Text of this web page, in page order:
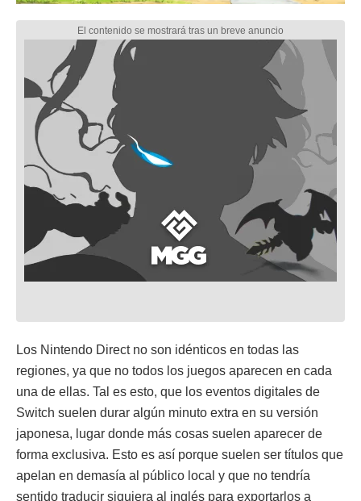
Los Nintendo Direct no son idénticos en todas las
regiones, ya que no todos los juegos aparecen en cada
una de ellas. Tal es esto, que los eventos digitales de
Switch suelen durar algún minuto extra en su versión
japonesa, lugar donde más cosas suelen aparecer de
forma exclusiva. Esto es así porque suelen ser títulos que
apelan en demasía al público local y que no tendría
sentido traducir siquiera al inglés para exportarlos a